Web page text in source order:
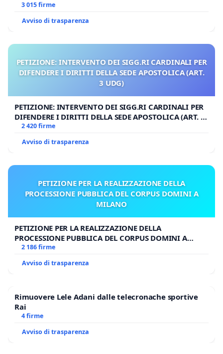
3 015 firme
Avviso di trasparenza
PETIZIONE: INTERVENTO DEI SIGG.RI CARDINALI PER
DIFENDERE I DIRITTI DELLA SEDE APOSTOLICA (ART.
3 UDG)
PETIZIONE: INTERVENTO DEI SIGG.RI CARDINALI PER
DIFENDERE I DIRITTI DELLA SEDE APOSTOLICA (ART. 3
UDG)
2 420 firme
Avviso di trasparenza
PETIZIONE PER LA REALIZZAZIONE DELLA
PROCESSIONE PUBBLICA DEL CORPUS DOMINI A
MILANO
PETIZIONE PER LA REALIZZAZIONE DELLA
PROCESSIONE PUBBLICA DEL CORPUS DOMINI A
MILANO
2 186 firme
Avviso di trasparenza
Rimuovere Lele Adani dalle telecronache sportive
Rai
4 firme
Avviso di trasparenza